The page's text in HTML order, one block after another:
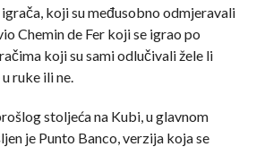
koji su međusobno odmjeravali
Chemin de Fer koji se igrao po
koji su sami odlučivali žele li
ruke ili ne.
stoljeća na Kubi, u glavnom
je Punto Banco, verzija koja se